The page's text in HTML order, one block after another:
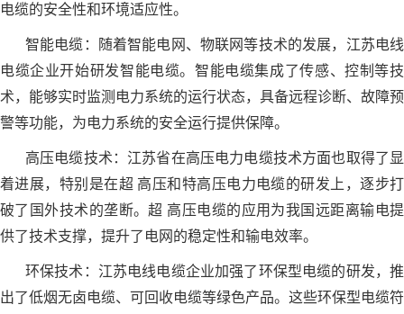
电缆的安全性和环境适应性。
智能电缆：随着智能电网、物联网等技术的发展，江苏电线
电缆企业开始研发智能电缆。智能电缆集成了传感、控制等技
术，能够实时监测电力系统的运行状态，具备远程诊断、故障预
警等功能，为电力系统的安全运行提供保障。
高压电缆技术：江苏省在高压电力电缆技术方面也取得了显
着进展，特别是在超 高压和特高压电力电缆的研发上，逐步打
破了国外技术的垄断。超 高压电缆的应用为我国远距离输电提
供了技术支撑，提升了电网的稳定性和输电效率。
环保技术：江苏电线电缆企业加强了环保型电缆的研发，推
出了低烟无卤电缆、可回收电缆等绿色产品。这些环保型电缆符